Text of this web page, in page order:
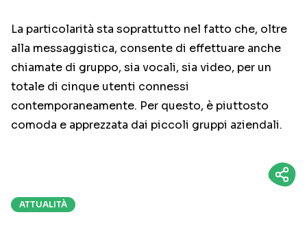
La particolarità sta soprattutto nel fatto che, oltre
alla messaggistica, consente di effettuare anche
chiamate di gruppo, sia vocali, sia video, per un
totale di cinque utenti connessi
contemporaneamente. Per questo, è piuttosto
comoda e apprezzata dai piccoli gruppi aziendali.
ATTUALITÀ